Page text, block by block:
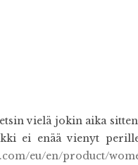
vielä jokin aika
ei enää vienyt
eu/en/product/